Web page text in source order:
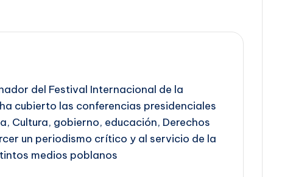
del Festival Internacional de la
cubierto las conferencias presidenciales
Cultura, gobierno, educación, Derechos
un periodismo crítico y al servicio de la
medios poblanos